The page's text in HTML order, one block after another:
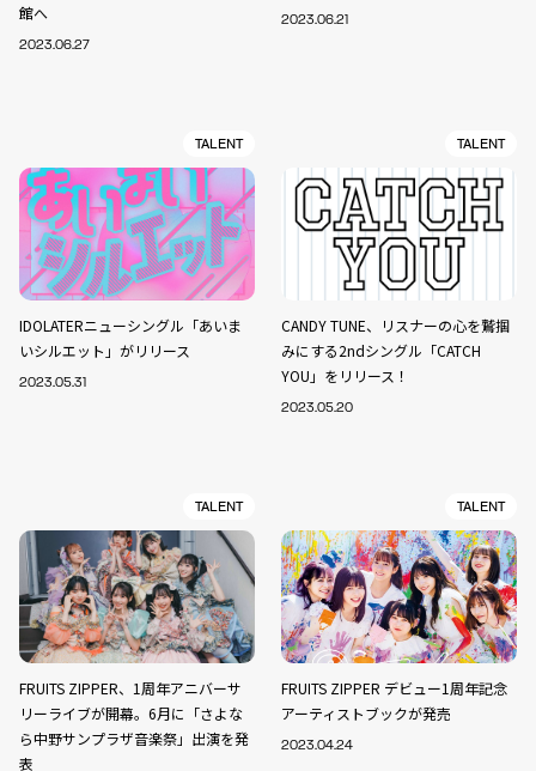
館へ
2023.06.27
2023.06.21
TALENT
IDOLATERニューシングル「あいま
いシルエット」がリリース
2023.05.31
TALENT
CANDY TUNE、リスナーの心を鷲掴
みにする2ndシングル「CATCH
YOU」をリリース！
2023.05.20
TALENT
FRUITS ZIPPER、1周年アニバーサ
リーライブが開幕。6月に「さよな
ら中野サンプラザ音楽祭」出演を発
表
TALENT
FRUITS ZIPPER デビュー1周年記念
アーティストブックが発売
2023.04.24